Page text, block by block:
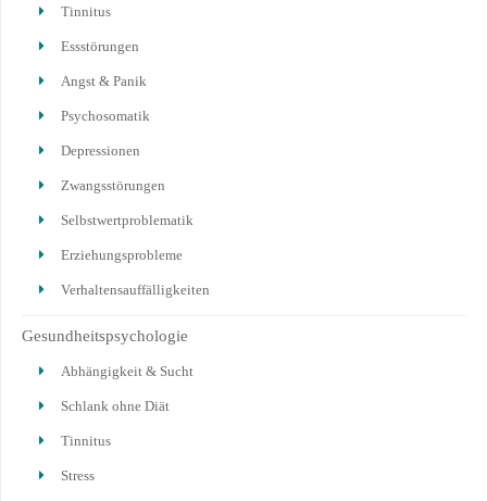
Tinnitus
Essstörungen
Angst & Panik
Psychosomatik
Depressionen
Zwangsstörungen
Selbstwertproblematik
Erziehungsprobleme
Verhaltensauffälligkeiten
Gesundheitspsychologie
Abhängigkeit & Sucht
Schlank ohne Diät
Tinnitus
Stress